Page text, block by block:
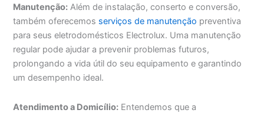
Manutenção: Além de instalação, conserto e conversão,
também oferecemos serviços de manutenção preventiva
para seus eletrodomésticos Electrolux. Uma manutenção
regular pode ajudar a prevenir problemas futuros,
prolongando a vida útil do seu equipamento e garantindo
um desempenho ideal.
Atendimento a Domicílio: Entendemos que a